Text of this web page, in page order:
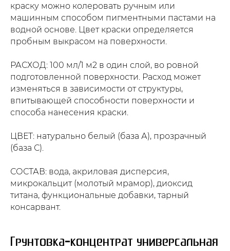
краску можно колеровать ручным или
машинным способом пигментными пастами на
водной основе. Цвет краски определяется
пробным выкрасом на поверхности.
РАСХОД: 100 мл/1 м2 в один слой, во ровной
подготовленной поверхности. Расход может
изменяться в зависимости от структуры,
впитывающей способности поверхности и
способа нанесения краски.
ЦВЕТ: натурально белый (база А), прозрачный
(база С).
СОСТАВ: вода, акриловая дисперсия,
микрокальцит (молотый мрамор), диоксид
титана, функциональные добавки, тарный
консарвант.
Грунтовка-концентрат универсальная